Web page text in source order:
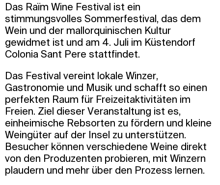
Das Raïm Wine Festival ist ein
stimmungsvolles Sommerfestival, das dem
Wein und der mallorquinischen Kultur
gewidmet ist und am 4. Juli im Küstendorf
Colonia Sant Pere stattfindet.
Das Festival vereint lokale Winzer,
Gastronomie und Musik und schafft so einen
perfekten Raum für Freizeitaktivitäten im
Freien. Ziel dieser Veranstaltung ist es,
einheimische Rebsorten zu fördern und kleine
Weingüter auf der Insel zu unterstützen.
Besucher können verschiedene Weine direkt
von den Produzenten probieren, mit Winzern
plaudern und mehr über den Prozess lernen.